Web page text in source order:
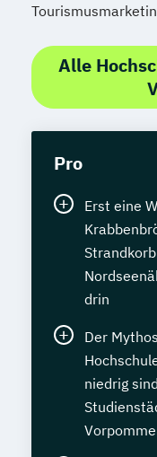
Alle
Pro
Erst eine
drin
Der
niedrig